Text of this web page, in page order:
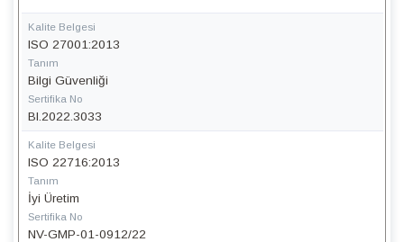
Kalite Belgesi
ISO 27001:2013
Tanım
Bilgi Güvenliği
Sertifika No
BI.2022.3033
Kalite Belgesi
ISO 22716:2013
Tanım
İyi Üretim
Sertifika No
NV-GMP-01-0912/22